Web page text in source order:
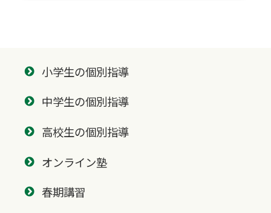
小学生の個別指導
中学生の個別指導
高校生の個別指導
オンライン塾
春期講習